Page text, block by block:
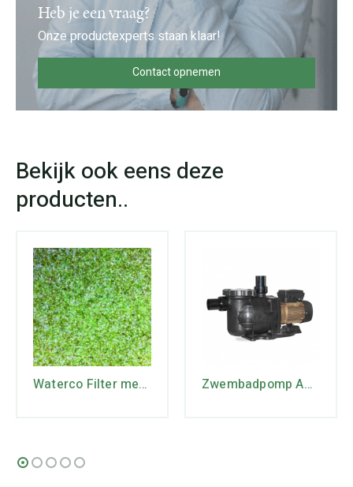
Heb je een vraag?
Onze productexperts staan klaar!
Contact opnemen
Waterco Filter media 16/30 , 0.5-1 mm , zak 20kg Zwembadpomp AUBIA GOLD 1100 – 1,1 KW – 1 x 230V